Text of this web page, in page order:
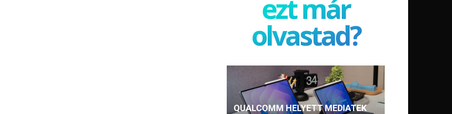
ezt már
olvastad?
QUALCOMM HELYETT MEDIATEK